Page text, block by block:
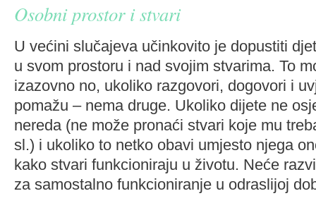
Osobni prostor i stvari
U većini slučajeva učinkovito je dopustiti
u svom prostoru i nad svojim stvarima. To
izazovno no, ukoliko razgovori, dogovori i
pomažu – nema druge. Ukoliko dijete ne
nereda (ne može pronaći stvari koje mu
sl.) i ukoliko to netko obavi umjesto njega
kako stvari funkcioniraju u životu. Neće
za samostalno funkcioniranje u odraslijoj